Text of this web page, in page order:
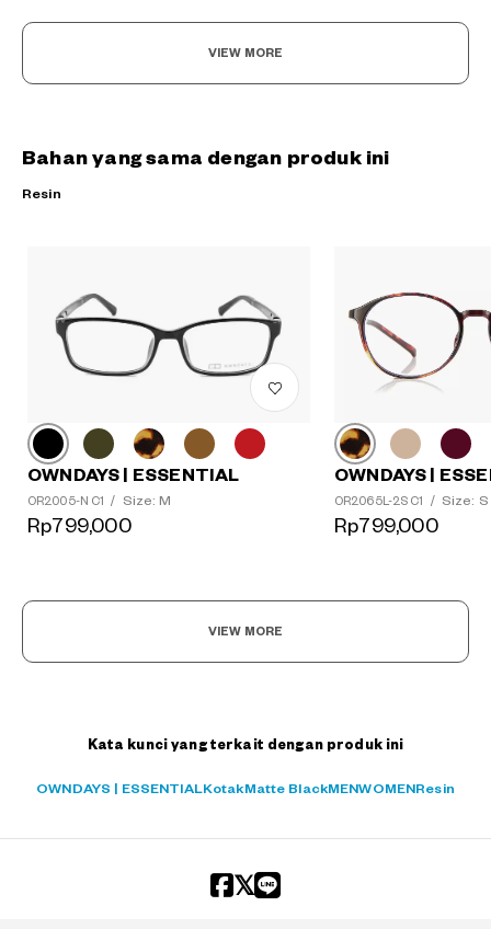
VIEW MORE
Bahan yang sama dengan produk ini
Resin
OWNDAYS | ESSENTIAL
OR2005-N C1 / Size: M
Rp799,000
OWNDAYS |
OR2065L-2S C1 / Size: S
Rp799,000
VIEW MORE
Kata kunci yang terkait dengan produk ini
OWNDAYS | ESSENTIALKotak Matte BlackMENWOMEN Resin